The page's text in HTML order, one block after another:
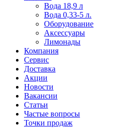
офіційний
сайт
через
разные
сайты.
можно
встретить
онлайн
казино
среди
обсуждаемых
тем.
Вода 18,9 л
Вода 0,33-5 л.
Оборудование
Аксессуары
Лимонады
Компания
Сервис
Доставка
Акции
Новости
Вакансии
Статьи
Частые вопросы
Точки продаж